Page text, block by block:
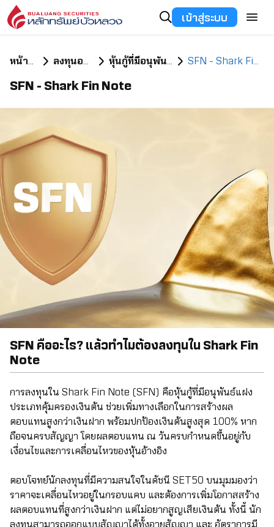
เข้าสู่ระบบ
หน้าแรก ลงทุนอะไรดี หุ้นกู้ที่มีอนุพันธ์แฝง SFN - Shark Fin Note
SFN - Shark Fin Note
SFN คืออะไร? แล้วทำไมต้องลงทุนใน Shark Fin
Note
การลงทุนใน Shark Fin Note (SFN) คือหุ้นกู้ที่มีอนุพันธ์แฝง
ประเภทคุ้มครองเงินต้น ช่วยเพิ่มทางเลือกในการสร้างผล
ตอบแทนสูงกว่าเงินฝาก พร้อมปกป้องเงินต้นสูงสุด 100% หาก
ถือจนครบสัญญา โดยผลตอบแทน ณ วันครบกำหนดขึ้นอยู่กับ
เงื่อนไขและการเคลื่อนไหวของหุ้นอ้างอิง
ตอบโจทย์นักลงทุนที่มีความสนใจในดัชนี SET50 บนมุมมองว่า
ราคาจะเคลื่อนไหวอยู่ในกรอบแคบ และต้องการเพิ่มโอกาสสร้าง
ผลตอบแทนที่สูงกว่าเงินฝาก แต่ไม่อยากสูญเสียเงินต้น ทั้งนี้ นัก